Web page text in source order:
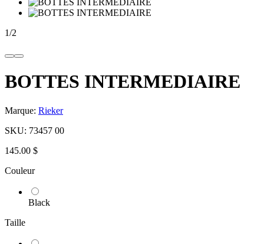
1/2
BOTTES INTERMEDIAIRE
Marque: Rieker
SKU: 73457 00
145.00 $
Couleur
Black
Taille